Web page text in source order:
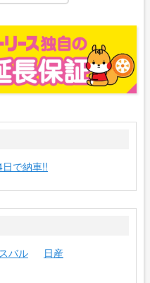
で納車!!
スバル
日産